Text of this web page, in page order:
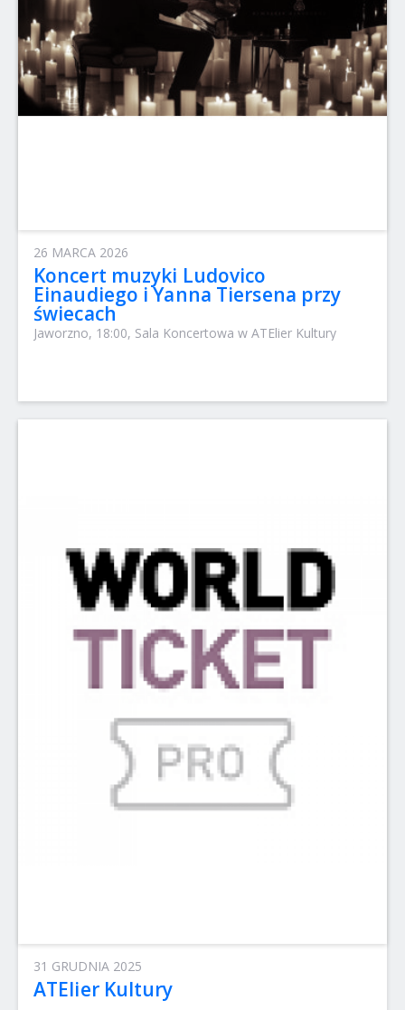
26 MARCA 2026
Koncert muzyki Ludovico
Einaudiego i Yanna Tiersena przy
świecach
Jaworzno, 18:00, Sala Koncertowa w ATElier Kultury
31 GRUDNIA 2025
ATElier Kultury